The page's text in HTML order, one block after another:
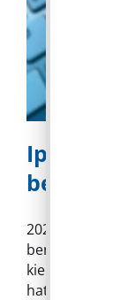
2024. évi
határidő: